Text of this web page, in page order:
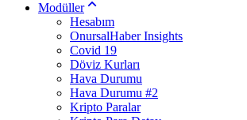
Modüller
Hesabım
OnursalHaber Insights
Covid 19
Döviz Kurları
Hava Durumu
Hava Durumu #2
Kripto Paralar